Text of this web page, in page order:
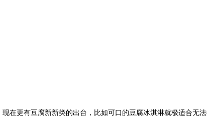
更有豆腐新新类的出台，比如可口的豆腐冰淇淋就极适合无